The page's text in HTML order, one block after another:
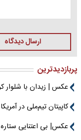
ارسال دیدگاه
پربازدیدترین
عکس | زیدان با شلوار
کاپیتان تیم‌ملی در
عکس| بی اعتنایی